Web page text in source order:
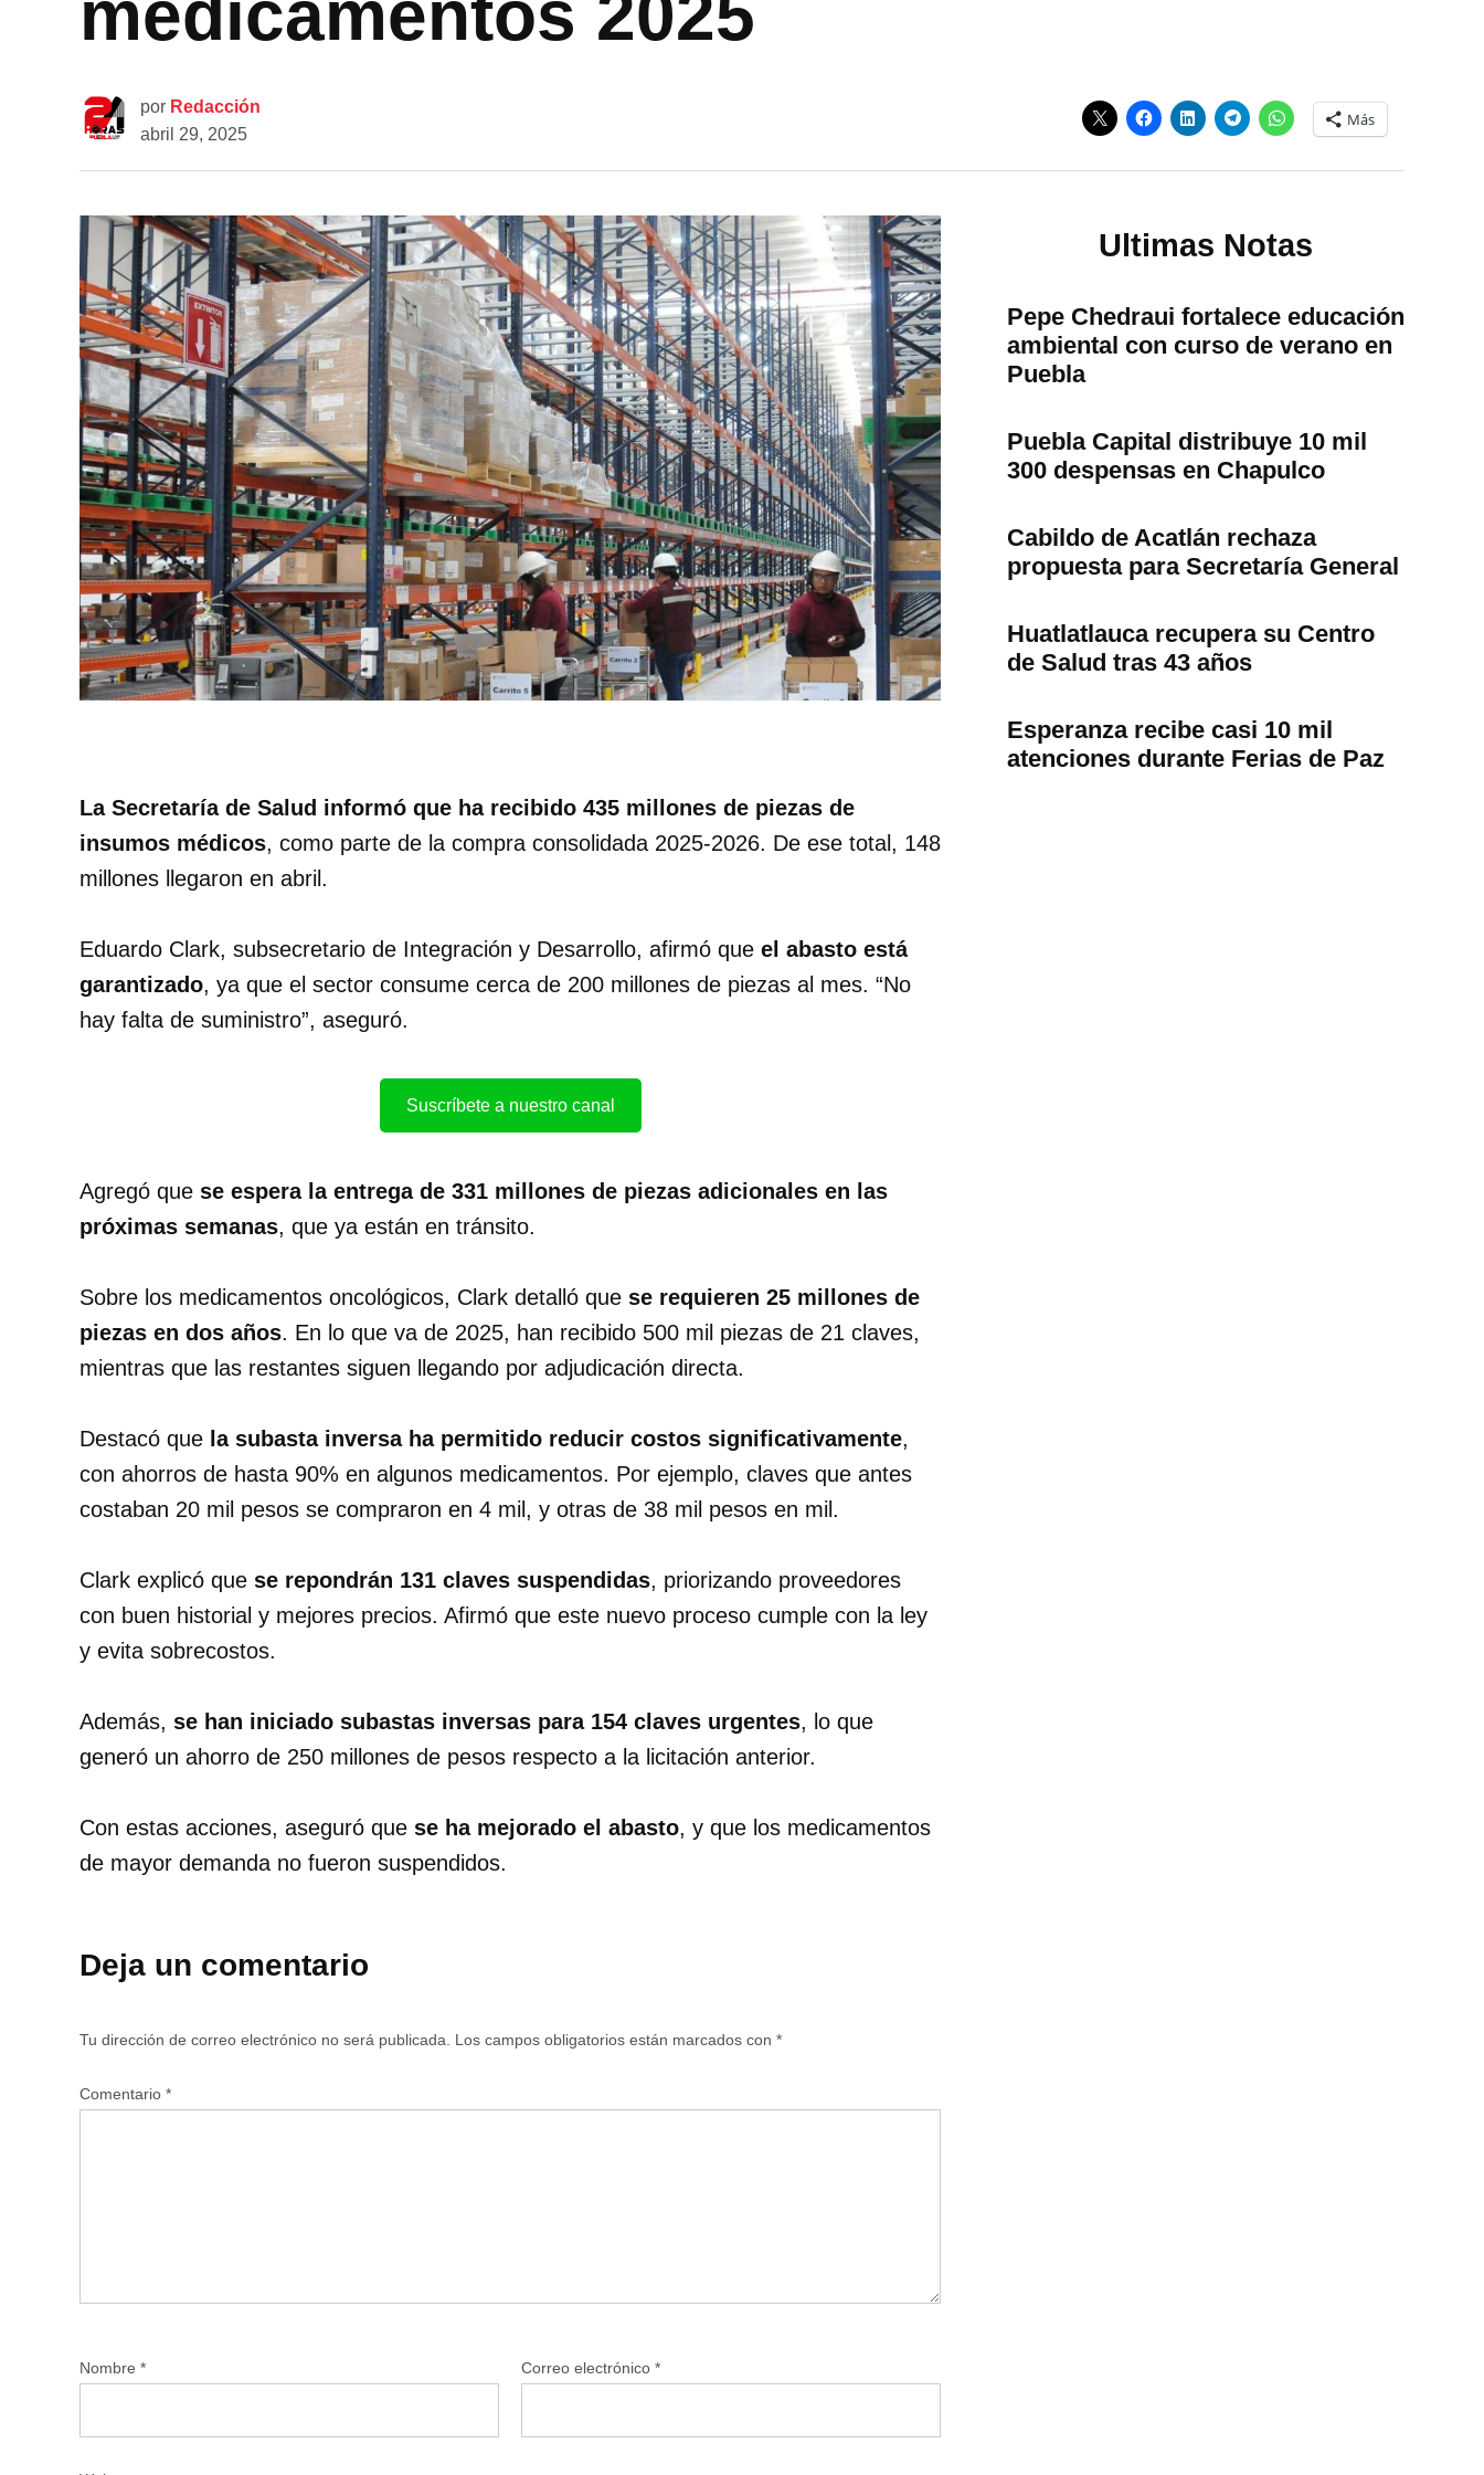
por Redacción
abril 29, 2025
Más
La Secretaría de Salud informó que ha recibido 435 millones de piezas de
insumos médicos, como parte de la compra consolidada 2025-2026. De ese total, 148
millones llegaron en abril.
Eduardo Clark, subsecretario de Integración y Desarrollo, afirmó que el abasto está
garantizado, ya que el sector consume cerca de 200 millones de piezas al mes. “No
hay falta de suministro”, aseguró.
Suscríbete a nuestro canal
Agregó que se espera la entrega de 331 millones de piezas adicionales en las
próximas semanas, que ya están en tránsito.
Sobre los medicamentos oncológicos, Clark detalló que se requieren 25 millones de
piezas en dos años. En lo que va de 2025, han recibido 500 mil piezas de 21 claves,
mientras que las restantes siguen llegando por adjudicación directa.
Destacó que la subasta inversa ha permitido reducir costos significativamente,
con ahorros de hasta 90% en algunos medicamentos. Por ejemplo, claves que antes
costaban 20 mil pesos se compraron en 4 mil, y otras de 38 mil pesos en mil.
Clark explicó que se repondrán 131 claves suspendidas, priorizando proveedores
con buen historial y mejores precios. Afirmó que este nuevo proceso cumple con la ley
y evita sobrecostos.
Además, se han iniciado subastas inversas para 154 claves urgentes, lo que
generó un ahorro de 250 millones de pesos respecto a la licitación anterior.
Con estas acciones, aseguró que se ha mejorado el abasto, y que los medicamentos
de mayor demanda no fueron suspendidos.
Deja un comentario
Tu dirección de correo electrónico no será publicada. Los campos obligatorios están marcados con *
Comentario *
Nombre * Correo electrónico *
Ultimas Notas
Pepe Chedraui fortalece educación
ambiental con curso de verano en
Puebla
Puebla Capital distribuye 10 mil
300 despensas en Chapulco
Cabildo de Acatlán rechaza
propuesta para Secretaría General
Huatlatlauca recupera su Centro
de Salud tras 43 años
Esperanza recibe casi 10 mil
atenciones durante Ferias de Paz